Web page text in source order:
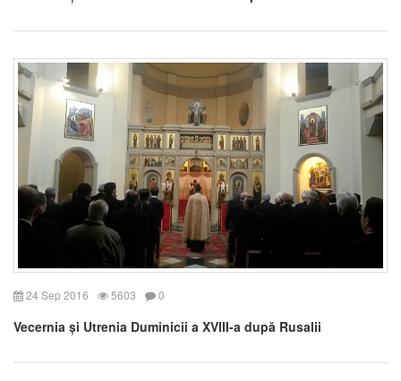
24 Sep 2016 5603 0
Vecernia și Utrenia Duminicii a XVIII-a după Rusalii